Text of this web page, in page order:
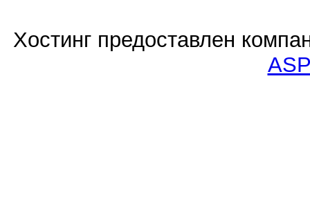
Хостинг предоставлен